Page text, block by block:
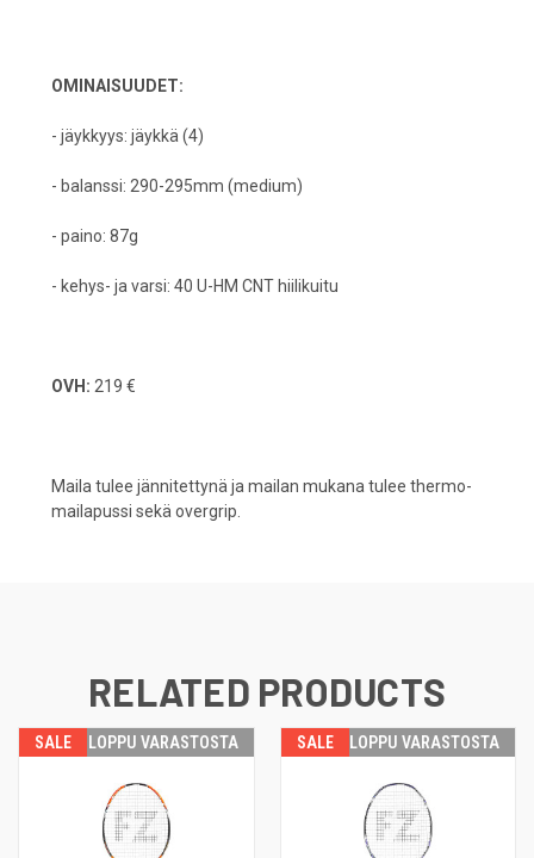
OMINAISUUDET:
- jäykkyys: jäykkä (4)
- balanssi: 290-295mm (medium)
- paino: 87g
- kehys- ja varsi: 40 U-HM CNT hiilikuitu
OVH: 219 €
Maila tulee jännitettynä ja mailan mukana tulee thermo-
mailapussi sekä overgrip.
RELATED PRODUCTS
SALE LOPPU VARASTOSTA SALE LOPPU VARASTOSTA